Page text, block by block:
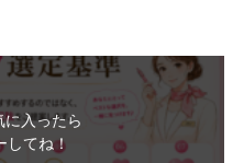
入ったら
してね！